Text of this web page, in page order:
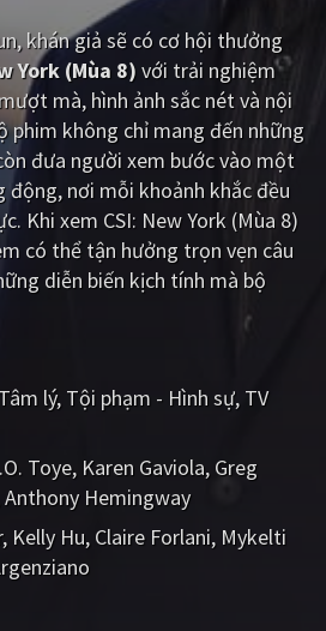
Gia đình
Lịch sử
Tiểu sử
DramaTV
Trung Quốc - Hồng Kông
Việt Nam
, khán giả sẽ có cơ hội thưởng
York (Mùa 8) với trải nghiệm
mà, hình ảnh sắc nét và nội
phim không chỉ mang đến những
đưa người xem bước vào một
động, nơi mỗi khoảnh khắc đều
Khi xem CSI: New York (Mùa 8)
có thể tận hưởng trọn vẹn câu
diễn biến kịch tính mà bộ
Tâm lý Tội phạm - Hình sự TV
Toye Karen Gaviola Greg
Anthony Hemingway
Kelly Hu Claire Forlani Mykelti